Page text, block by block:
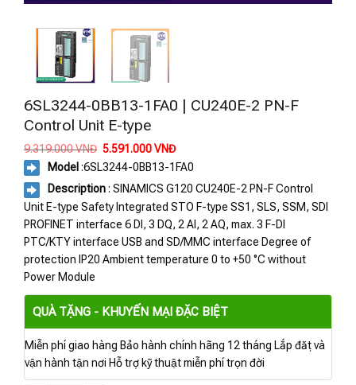
6SL3244-0BB13-1FA0 | CU240E-2 PN-F
Control Unit E-type
9.319.000VNĐ Giá
là:
9.319.000 VNĐ.
5.591.000VNĐGiá
tại
là:
5.591.000 VNĐ.
Model :6SL3244-0BB13-1FA0
Description: SINAMICS G120 CU240E-2 PN-F Control
Unit E-type Safety Integrated STO F-type SS1, SLS, SSM, SDI
PROFINET interface 6 DI, 3 DQ, 2 AI, 2 AQ, max. 3 F-DI
PTC/KTY interface USB and SD/MMC interface Degree of
protection IP20 Ambient temperature 0 to +50 °C without
Power Module
QUÀ TẶNG - KHUYẾN MẠI ĐẶC BIỆT
Miễn phí giao hàng Bảo hành chính hãng 12 tháng Lắp đặt và
vận hành tận nơi Hỗ trợ kỹ thuật miễn phí trọn đời